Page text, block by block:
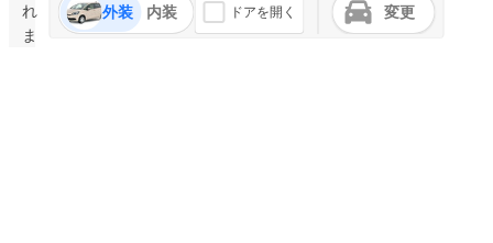
れ
ま
外装 内装 ドアを開く 変更